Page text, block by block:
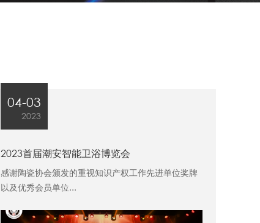
04-03
2023
2023首届潮安智能卫浴博览会
感谢陶瓷协会颁发的重视知识产权工作先进单位奖牌
以及优秀会员单位...